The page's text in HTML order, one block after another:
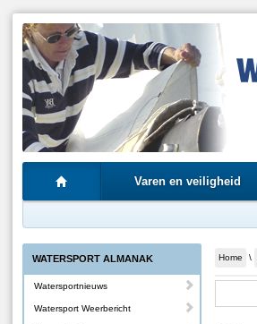
Varen en veiligheid
Home \
WATERSPORT ALMANAK
Watersportnieuws
Watersport Weerbericht